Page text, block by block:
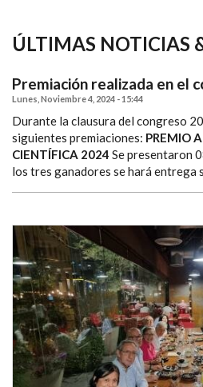
ÚLTIMAS NOTICIAS
Premiación realizada en el
Lunes, Noviembre 4, 2024 - 15:44
Durante la clausura del congreso
siguientes premiaciones: PREMIO
CIENTÍFICA 2024 Se presentaron
los tres ganadores se hará entrega